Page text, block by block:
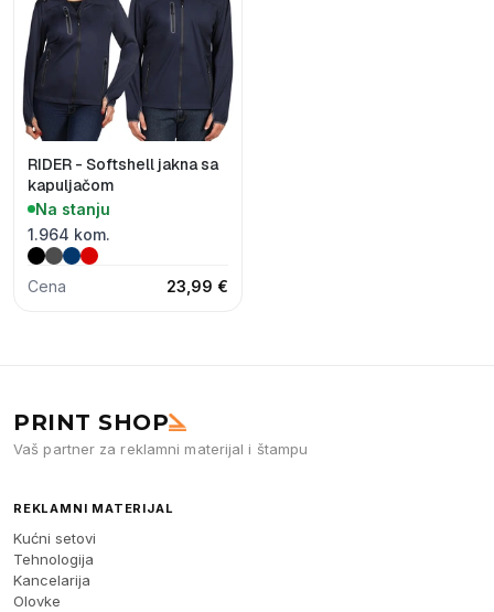
RIDER - Softshell jakna sa
kapuljačom
Na stanju
1.964 kom.
Cena 23,99 €
PRINT SHOP
Vaš partner za reklamni materijal i štampu
REKLAMNI MATERIJAL
Kućni setovi
Tehnologija
Kancelarija
Olovke